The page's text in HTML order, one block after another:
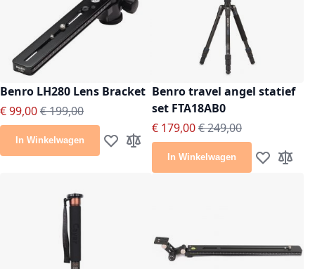
Benro LH280 Lens Bracket
Speciale prijs
€ 99,00Normale prijs
€ 199,00
In Winkelwagen Voeg toe aan verlanglijst
Toevoegen om te vergelijken
Benro travel angel statief
set FTA18AB0
Speciale prijs
€ 179,00Normale prijs
€ 249,00
In Winkelwagen Voeg toe